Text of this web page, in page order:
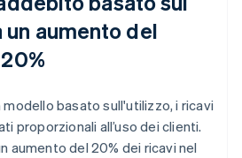
aumento del
modello basato sull'utilizzo, i ricavi
proporzionali all’uso dei clienti.
aumento del 20% dei ricavi nel